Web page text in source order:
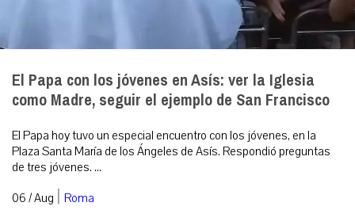
El Papa con los jóvenes en Asís: ver la Iglesia
como Madre, seguir el ejemplo de San Francisco
El Papa hoy tuvo un especial encuentro con los jóvenes, en la
Plaza Santa María de los Ángeles de Asís. Respondió preguntas
de tres jóvenes. ...
06 / Aug | Roma